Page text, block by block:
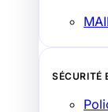
SÉCURITÉ